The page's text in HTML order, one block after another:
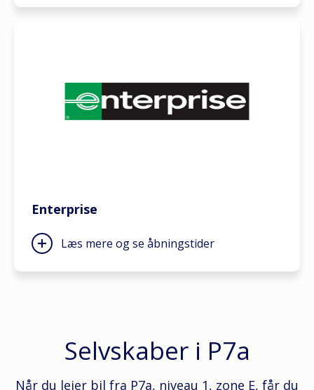
Enterprise
Læs mere og se åbningstider
Selvskaber i P7a
Når du lejer bil fra P7a, niveau 1, zone E, får du